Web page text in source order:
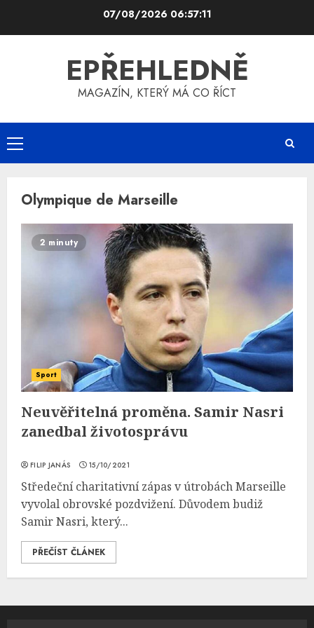
07/08/2026 06:57:11
EPŘEHLEDNĚ
MAGAZÍN, KTERÝ MÁ CO ŘÍCT
Primary
Menu
Olympique de Marseille
2 minuty
Sport
Neuvěřitelná proměna. Samir Nasri
zanedbal životosprávu
FILIP JANÁS 15/10/2021
Středeční charitativní zápas v útrobách Marseille
vyvolal obrovské pozdvižení. Důvodem budiž
Samir Nasri, který...
PŘEČÍST ČLÁNEK